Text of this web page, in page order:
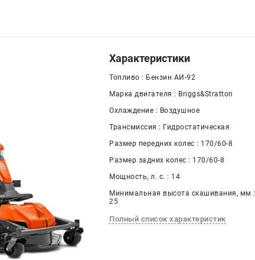
Характеристики
Топливо : Бензин АИ-92
Марка двигателя : Briggs&Stratton
Охлаждение : Воздушное
Трансмиссия : Гидростатическая
Размер передних колес : 170/60-8
Размер задних колес : 170/60-8
Мощность, л. с. : 14
Минимальная высота скашивания, мм :
25
Полный список характеристик